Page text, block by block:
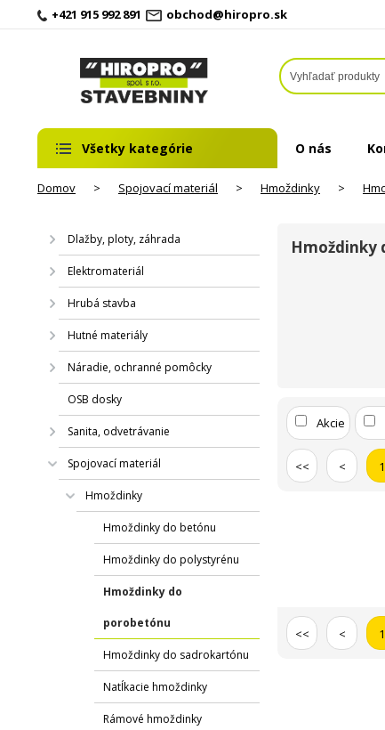
+421 915 992 891 obchod@hiropro.sk
Všetky kategórie O nás
Domov > Spojovací materiál > Hmoždinky >
Dlažby, ploty, záhrada
Elektromateriál
Hrubá stavba
Hutné materiály
Náradie, ochranné pomôcky
OSB dosky
Sanita, odvetrávanie
Spojovací materiál
Hmoždinky
Hmoždinky do betónu
Hmoždinky do polystyrénu
Hmoždinky do
porobetónu
Hmoždinky do sadrokartónu
Natĺkacie hmoždinky
Rámové hmoždinky
Hmoždinky
Akcie
<< < 1
<< < 1